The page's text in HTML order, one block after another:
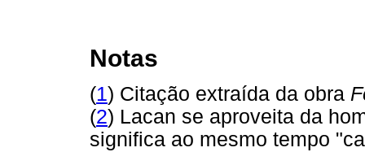
Notas
(1) Citação extraída da obra
(2) Lacan se aproveita da
significa ao mesmo tempo